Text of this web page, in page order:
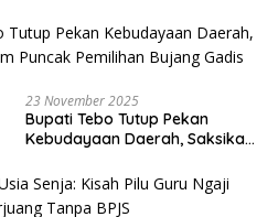
SDM hingga Dana Transfer ke
Daerah
23 November 2025
Bupati Tebo Tutup Pekan
Kebudayaan Daerah, Saksikan
Bujang Gadis Tebo 2025